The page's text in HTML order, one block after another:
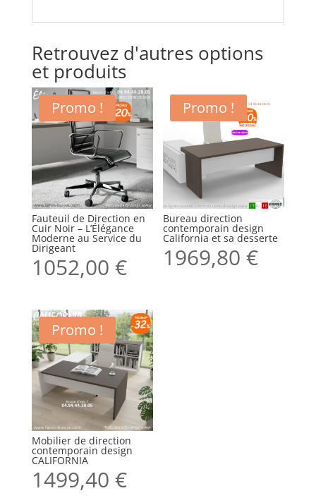
Retrouvez d'autres options
et produits
Promo !
Fauteuil de Direction en
Cuir Noir – L’Élégance
Moderne au Service du
Dirigeant
1052,00 €
Promo !
Bureau direction
contemporain design
California et sa desserte
1969,80€
Promo !
Mobilier de direction
contemporain design
CALIFORNIA
1499,40 €